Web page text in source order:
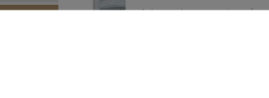
Interruptores
Interruptores
-
20 a 125
à